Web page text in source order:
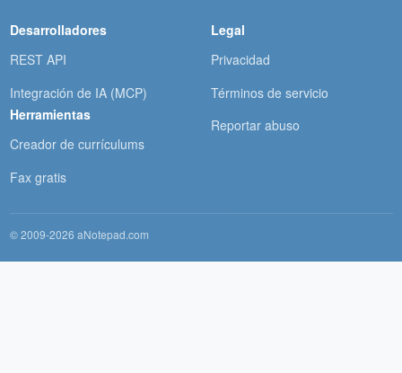
Desarrolladores
REST API
Integración de IA (MCP)
Herramientas
Creador de currículums
Fax gratis
Legal
Privacidad
Términos de servicio
Reportar abuso
© 2009-2026 aNotepad.com